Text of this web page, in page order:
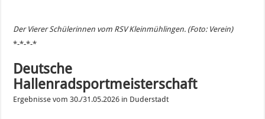
Der Vierer Schülerinnen vom RSV Kleinmühlingen. (Foto: Verein)
*-*-*-*
Deutsche
Hallenradsportmeisterschaft
Ergebnisse vom 30./31.05.2026 in Duderstadt